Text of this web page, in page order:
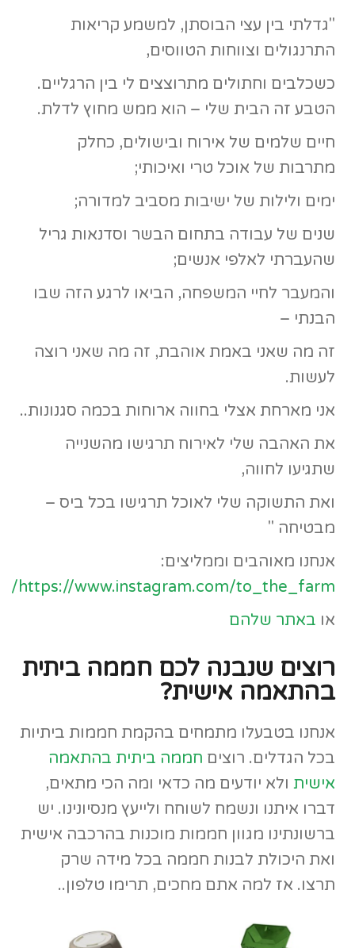
"גדלתי בין עצי הבוסתן, למשמע קריאות
התרנגולים וצווחות הטווסים,
כשכלבים וחתולים מתרוצצים לי בין הרגליים.
הטבע זה הבית שלי – הוא ממש מחוץ לדלת.
חיים שלמים של אירוח ובישולים, כחלק
מתרבות של אוכל טרי ואיכותי;
ימים ולילות של ישיבות מסביב למדורה;
שנים של עבודה בתחום הבשר וסדנאות גריל
שהעברתי לאלפי אנשים;
והמעבר לחיי המשפחה, הביאו לרגע הזה שבו
הבנתי –
זה מה שאני באמת אוהבת, זה מה שאני רוצה
לעשות.
אני מארחת אצלי בחווה ארוחות בכמה סגנונות..
את האהבה שלי לאירוח תרגישו מהשנייה
שתגיעו לחווה,
ואת התשוקה שלי לאוכל תרגישו בכל ביס –
מבטיחה "
אנחנו מאוהבים וממליצים:
https://www.instagram.com/to_the_farm/
או באתר שלהם
רוצים שנבנה לכם חממה ביתית
בהתאמה אישית?
אנחנו בטבעלו מתמחים בהקמת חממות ביתיות
בכל הגדלים. רוצים חממה ביתית בהתאמה
אישית ולא יודעים מה כדאי ומה הכי מתאים,
דברו איתנו ונשמח לשוחח ולייעץ מנסיונינו. יש
ברשונתינו מגוון חממות מוכנות בהרכבה אישית
ואת היכולת לבנות חממה בכל מידה שרק
תרצו. אז למה אתם מחכים, תרימו טלפון..